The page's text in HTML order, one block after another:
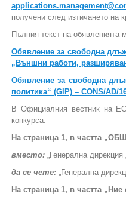
получени след изтичането на
Пълния текст на обявленията
Обявление за свободна
„Външни работи,
Обявление за свободна
политика“ (GIP) – CONS/AD/
В Официалния вестник на
конкурса:
На страница 1, в частта
вместо: „Генерална
да се чете: „Генерална
На страница 1, в частта